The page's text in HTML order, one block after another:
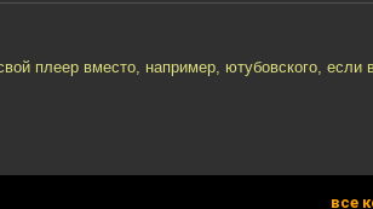
плеер вместо, например, ютубовского, если
все